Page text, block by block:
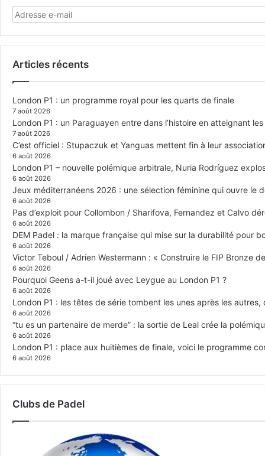
Articles récents
London P1 : un programme royal pour les quarts de finale
7 août 2026
London P1 : un Paraguayen entre dans l’histoire en atteignant
7 août 2026
C’est officiel : Stupaczuk et Yanguas mettent fin à leur
6 août 2026
London P1 – nouvelle polémique arbitrale, Nuria Rodríguez
6 août 2026
Jeux méditerranéens 2026 : une sélection féminine qui ouvre le
6 août 2026
Pas d’exploit pour Collombon / Sharifova, Fernandez et Calvo
6 août 2026
DEM Padel : la marque française qui mise sur la durabilité pour
6 août 2026
Victor Teboul / Adrien Westermann : « Construire le FIP Bronze
6 août 2026
Pourquoi Geens a-t-il joué avec Leygue au London P1 ?
6 août 2026
London P1 : les têtes de série tombent les unes après les autres,
6 août 2026
“tu es un partenaire de merde” : la sortie de Leal crée la
6 août 2026
London P1 : place aux huitièmes de finale, voici le programme
6 août 2026
Clubs de Padel